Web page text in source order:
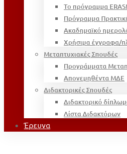
Το πρόγραμμα
Πρόγραμμα
Ακαδημαϊκό
Χρήσιμα έγγραφα/
Μεταπτυχιακές Σπουδές
Προγράμματα
Απονεμηθέντα ΜΔΕ
Διδακτορικές Σπουδές
Διδακτορικό
Λίστα Διδακτόρων
Έρευνα